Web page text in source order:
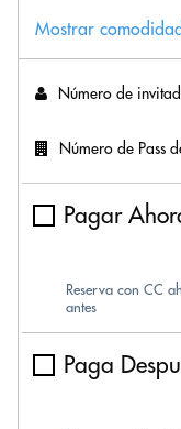
Mostrar
Número de
Número de Pass
Pagar
Reserva con CC
antes
Paga